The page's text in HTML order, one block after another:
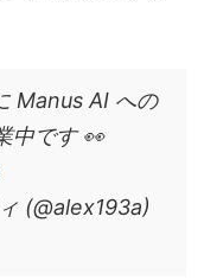
Manus AI への
中です 👀
(@alex193a)